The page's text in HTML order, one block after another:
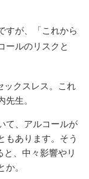
すが、「これから
ールのリスクと
ックスレス。これ
生。
て、アルコールが
もあります。そう
と、中々影響やリ
。